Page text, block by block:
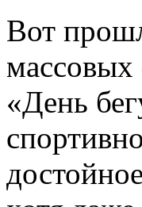
Вот
массовых
«День